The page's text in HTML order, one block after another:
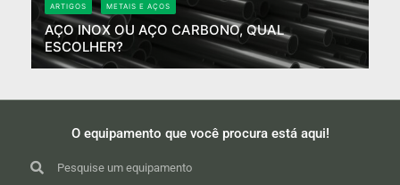
ARTIGOS METAIS E AÇOS
AÇO INOX OU AÇO CARBONO, QUAL
ESCOLHER?
O equipamento que você procura está aqui!